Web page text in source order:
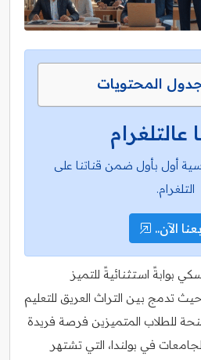
المحتويات
عالتلغرام
أول بأول ضمن قناتنا على
التلغرام.
الآن..
بوابةً استثنائيةً للتميز
تدمج بين التراث العريق للتعليم
للطلاب المتميزين فرصة فريدة
في بولندا، التي تشتهر